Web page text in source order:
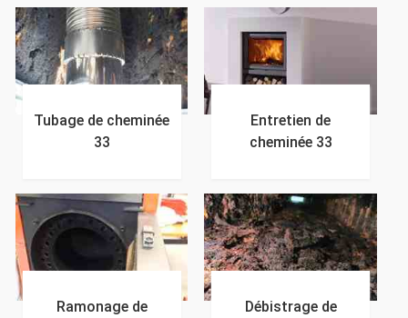
Tubage de cheminée
33
Entretien de
cheminée 33
Ramonage de
Débistrage de